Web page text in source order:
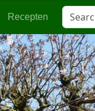
Recepten